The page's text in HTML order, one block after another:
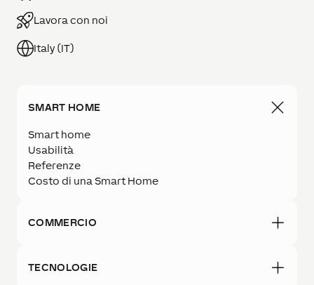
Lavora con noi
Italy (IT)
SMART HOME
Smart home
Usabilità
Referenze
Costo di una Smart Home
COMMERCIO
TECNOLOGIE